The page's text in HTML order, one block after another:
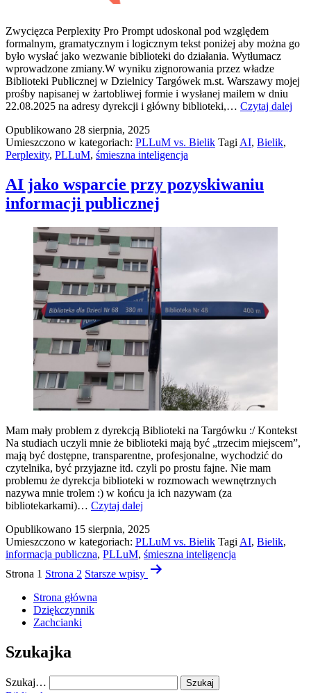
Zwycięzca Perplexity Pro Prompt udoskonal pod względem
formalnym, gramatycznym i logicznym tekst poniżej aby można go
było wysłać jako wezwanie biblioteki do działania. Wytłumacz
wprowadzone zmiany.W wyniku zignorowania przez władze
Biblioteki Publicznej w Dzielnicy Targówek m.st. Warszawy mojej
prośby napisanej w żartobliwej formie i wysłanej mailem w dniu
22.08.2025 na adresy dyrekcji i główny biblioteki,… Czytaj dalej
Opublikowano 28 sierpnia, 2025
Umieszczono w kategoriach: PLLuM vs. Bielik TagiAI, Bielik,
Perplexity, PLLuM, śmieszna inteligencja
AI jako wsparcie przy pozyskiwaniu
informacji publicznej
Mam mały problem z dyrekcją Biblioteki na Targówku :/ Kontekst
Na studiach uczyli mnie że biblioteki mają być „trzecim miejscem”,
mają być dostępne, transparentne, profesjonalne, wychodzić do
czytelnika, być przyjazne itd. czyli po prostu fajne. Nie mam
problemu że dyrekcja biblioteki w rozmowach wewnętrznych
nazywa mnie trolem :) w końcu ja ich nazywam (za
bibliotekarkami)… Czytaj dalej
wsparcie
przy
pozyskiwaniu
informacji
publicznej
Opublikowano 15 sierpnia, 2025
Umieszczono w kategoriach: PLLuM vs. Bielik Tagi AI, Bielik,
informacja publiczna, PLLuM, śmieszna inteligencja
Stronicowanie
Strona 1 Strona 2 Starsze wpisy
Strona główna
Dziękczynnik
Zachcianki
Szukajka
Szukaj…